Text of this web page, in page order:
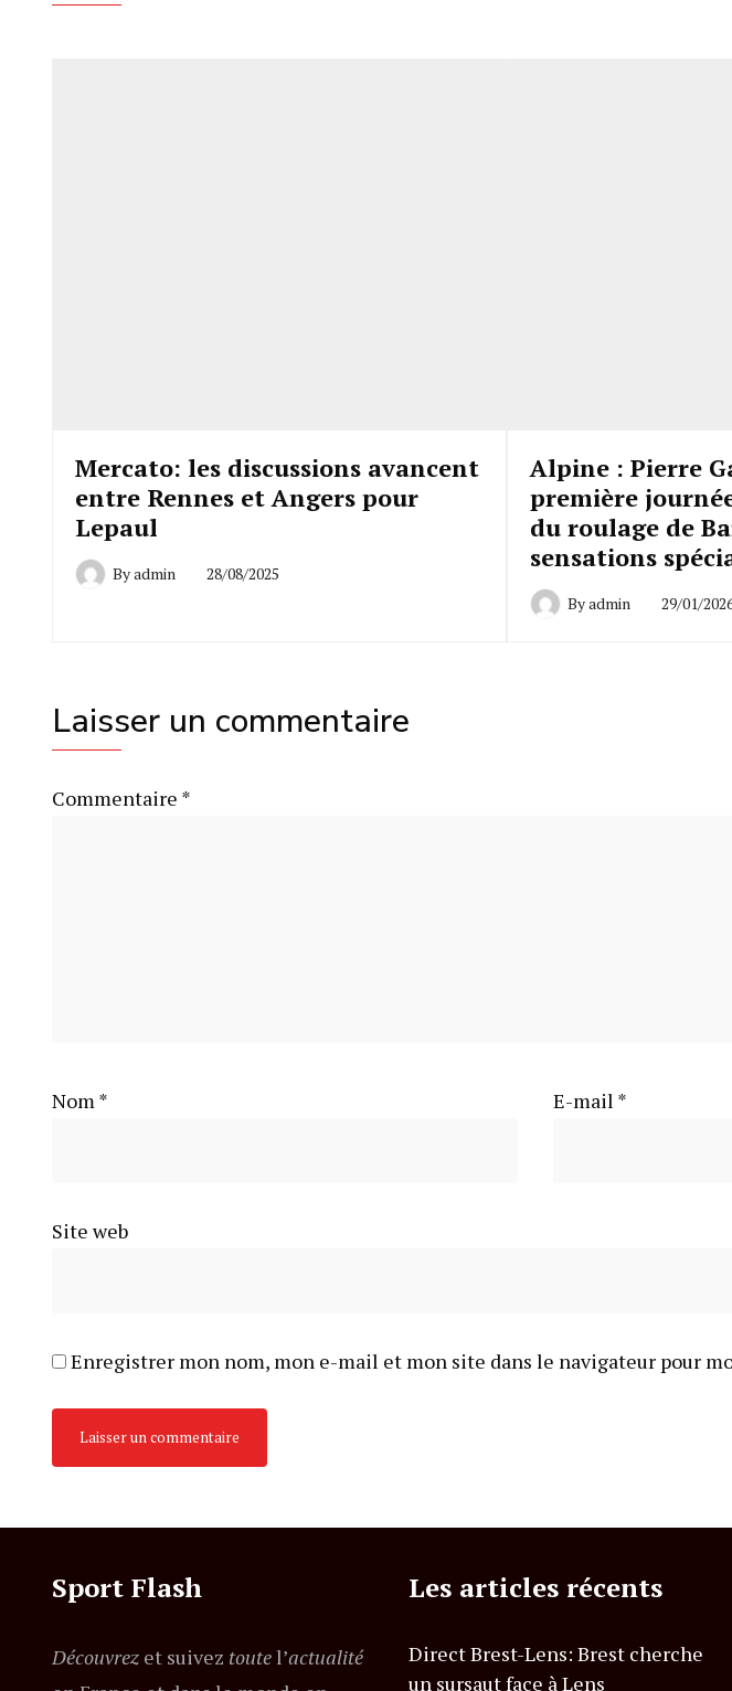
Mercato: les discussions avancent
entre Rennes et Angers pour
Lepaul
Byadmin 28/08/2025
Alpine : Pierre
première
du roulage de
sensations
Byadmin 29/01/
Laisser un commentaire
Commentaire *
Nom* E-mail *
Site web
Enregistrer mon nom, mon e-mail et mon site dans le navigateur pour
Sport Flash
Découvrez et suivez toutel’actualité
Les articles récents
Direct Brest-Lens: Brest cherche
un sursaut face à Lens